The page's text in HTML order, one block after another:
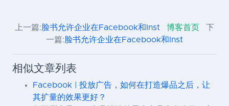
上一篇:脸书允许企业在Facebook和Inst 博客首页
下
一篇:脸书允许企业在Facebook和Inst
相似文章列表
Facebook | 投放广告，如何在打造爆品之后，让
其扩量的效果更好？